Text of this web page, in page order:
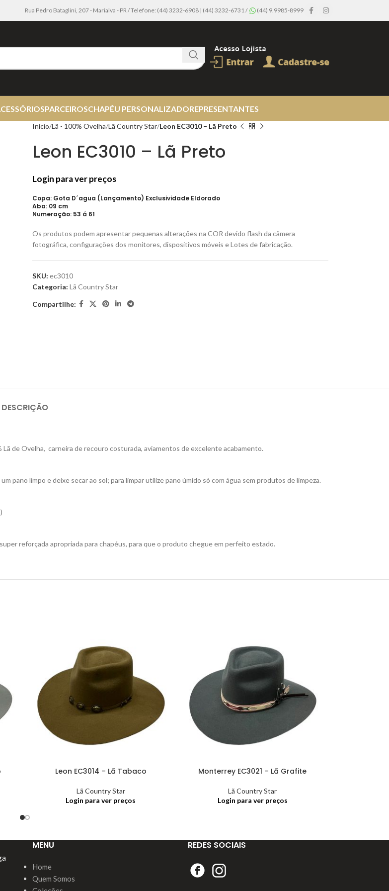
Rua Pedro Bataglini, 207 - Marialva - PR / Telefone: (44) 3232-6908 | (44) 3232-6731 / (44) 9.9985-8999
PARCEIROSCHAPÉU PERSONALIZADOREPRESENTANTES
Início Lã - 100% Ovelha Lã Country Star Leon EC3010 – Lã Preto
Leon EC3010 – Lã Preto
Login para ver preços
Copa: Gota D´agua (Lançamento) Exclusividade Eldorado
Aba: 09 cm
Numeração: 53 á 61
Os produtos podem apresentar pequenas alterações na COR devido flash da câmera
fotográfica, configurações dos monitores, dispositivos móveis e Lotes de fabricação.
SKU: ec3010
Categoria: Lã Country Star
Compartilhe:
DESCRIÇÃO
de Ovelha, carneira de recouro costurada, aviamentos de excelente acabamento.
pano limpo e deixe secar ao sol; para limpar utilize pano úmido só com água sem produtos de limpeza.
reforçada apropriada para chapéus, para que o produto chegue em perfeito estado.
Leon EC3014 – Lã Tabaco
Lã Country Star
Login para ver preços
Monterrey EC3021 – Lã Grafite
Lã Country Star
Login para ver preços
MENU
Home
Quem Somos
REDES SOCIAIS